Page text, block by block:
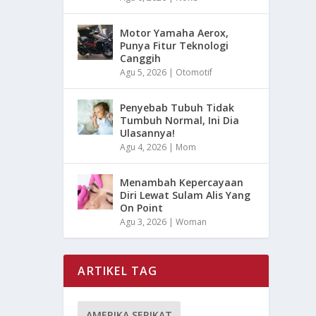
Motor Yamaha Aerox,
Punya Fitur Teknologi
Canggih
Agu 5, 2026 | Otomotif
Penyebab Tubuh Tidak
Tumbuh Normal, Ini Dia
Ulasannya!
Agu 4, 2026 | Mom
Menambah Kepercayaan
Diri Lewat Sulam Alis Yang
On Point
Agu 3, 2026 |Woman
ARTIKEL TAG